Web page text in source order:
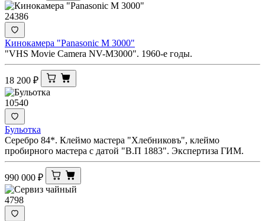
24386
Кинокамера "Panasonic M 3000"
"VHS Movie Camera NV-M3000". 1960-е годы.
18 200 ₽
10540
Бульотка
Серебро 84*. Клеймо мастера "Хлебниковъ", клеймо
пробирного мастера с датой "В.П 1883". Экспертиза ГИМ.
990 000 ₽
4798